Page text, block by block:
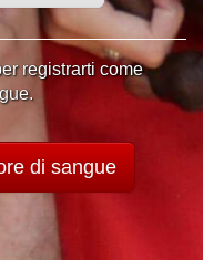
registrarti come
di sangue